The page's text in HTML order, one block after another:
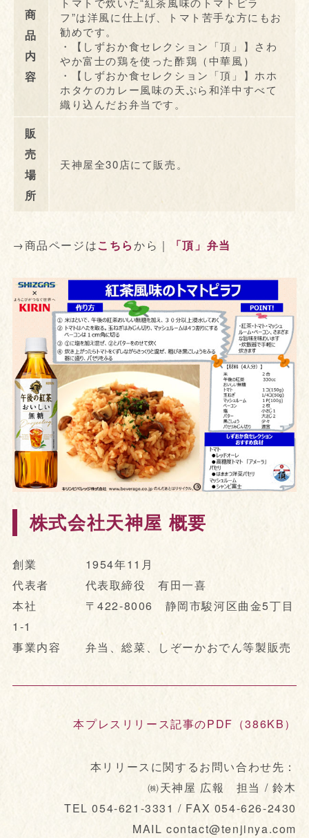
商
品
内
容
フ”は洋風に仕上げ、トマト苦手な方にもお
勧めです。
・【しずおか食セレクション「頂」】さわ
やか富士の鶏を使った酢鶏（中華風）
・【しずおか食セレクション「頂」】ホホ
ホタケのカレー風味の天ぷら和洋中すべて
織り込んだお弁当です。
販
売
場
所
天神屋全30店にて販売。
→商品ページはこちらから｜ 「頂」弁当
株式会社天神屋 概要
創業 1954年11月
代表者 代表取締役 有田一喜
本社 〒422-8006 静岡市駿河区曲金5丁目
1-1
事業内容 弁当、総菜、しぞーかおでん等製販売
本プレスリリース記事のPDF（386KB）
本リリースに関するお問い合わせ先：
㈱天神屋 広報 担当 / 鈴木
TEL 054-621-3331 / FAX 054-626-2430
MAIL contact@tenjinya.com